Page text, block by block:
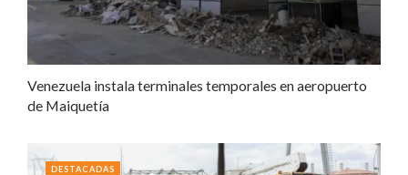
Venezuela instala terminales temporales en aeropuerto
de Maiquetía
DESTACADAS